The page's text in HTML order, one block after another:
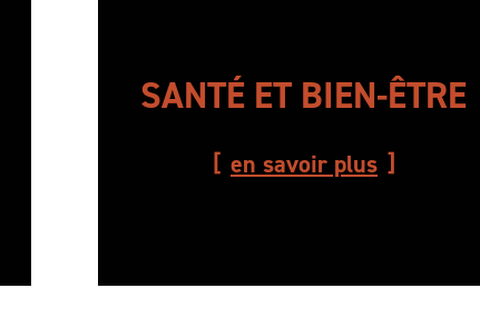
SANTÉ ET BIEN-ÊTRE
en savoir plus